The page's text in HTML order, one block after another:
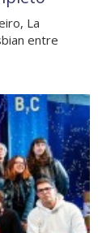
La
entre